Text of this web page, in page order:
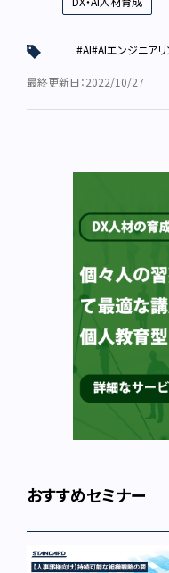
#AI#AIエンジニア
最終更新日：2022/10/27
おすすめセミナー